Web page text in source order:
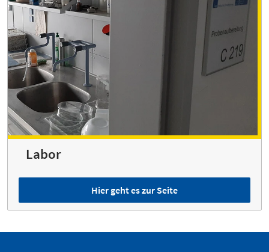
Labor
Hier geht es zur Seite